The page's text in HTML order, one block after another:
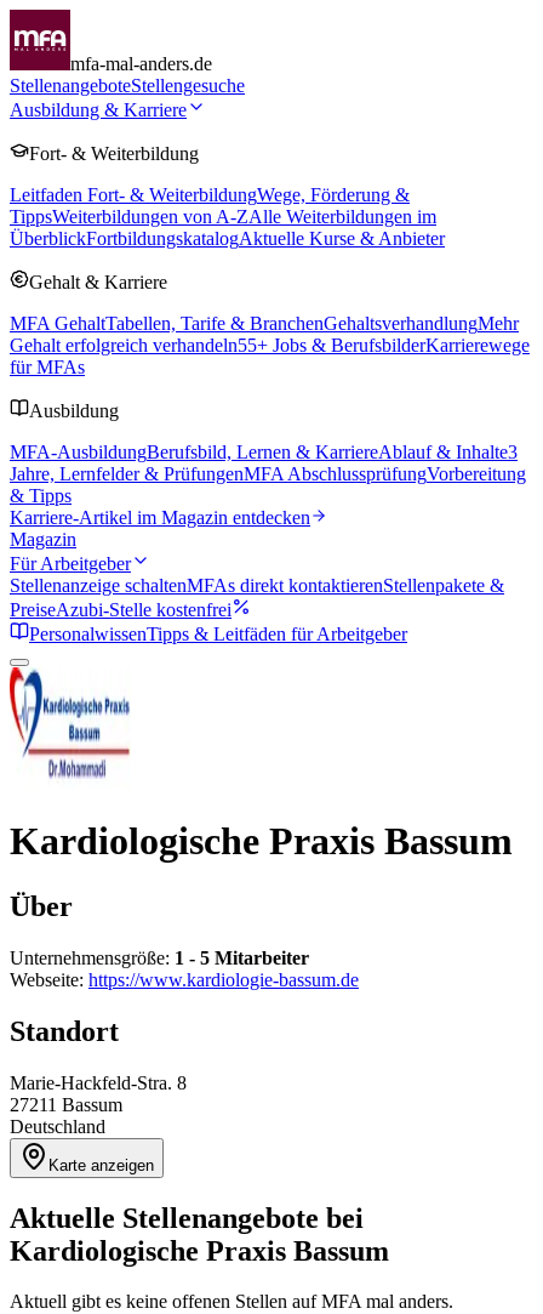
mfa-mal-anders.de
StellenangeboteStellengesuche
Ausbildung & Karriere
Fort- & Weiterbildung
Leitfaden Fort- & WeiterbildungWege, Förderung &
TippsWeiterbildungen von A-ZAlle Weiterbildungen im
ÜberblickFortbildungskatalogAktuelle Kurse & Anbieter
Gehalt & Karriere
MFA GehaltTabellen, Tarife & BranchenGehaltsverhandlungMehr
Gehalt erfolgreich verhandeln55+ Jobs & BerufsbilderKarrierewege
für MFAs
Ausbildung
MFA-AusbildungBerufsbild, Lernen & KarriereAblauf & Inhalte3
Jahre, Lernfelder & PrüfungenMFA AbschlussprüfungVorbereitung
& Tipps
Karriere-Artikel im Magazin entdecken
Magazin
Für Arbeitgeber
Stellenanzeige schaltenMFAs direkt kontaktierenStellenpakete &
PreiseAzubi-Stelle kostenfrei
PersonalwissenTipps & Leitfäden für Arbeitgeber
Kardiologische Praxis Bassum
Über
Unternehmensgröße: 1 - 5 Mitarbeiter
Webseite: https://www.kardiologie-bassum.de
Standort
Marie-Hackfeld-Stra. 8
27211 Bassum
Deutschland
Karte anzeigen
Aktuelle Stellenangebote bei
Kardiologische Praxis Bassum
Aktuell gibt es keine offenen Stellen auf MFA mal anders.